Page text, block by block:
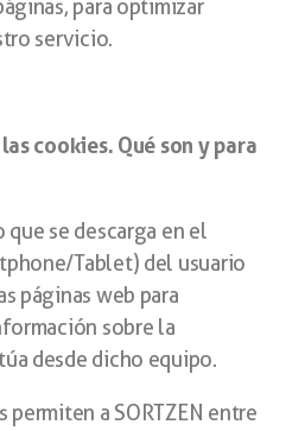
para optimizar
servicio.
cookies. Qué son y para
se descarga en el
Tablet) del usuario
páginas web para
sobre la
desde dicho equipo.
permiten a SORTZEN entre